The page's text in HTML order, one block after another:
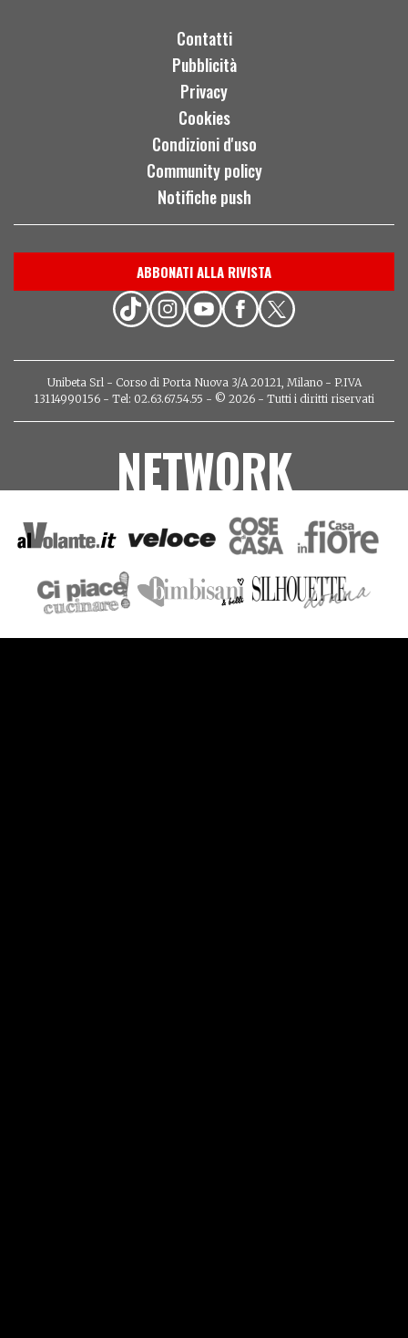
Contatti
Pubblicità
Privacy
Cookies
Condizioni d'uso
Community policy
Notifiche push
ABBONATI ALLA RIVISTA
Unibeta Srl - Corso di Porta Nuova 3/A 20121, Milano - P.IVA
13114990156 - Tel: 02.63.67.54.55 - © 2026 - Tutti i diritti riservati
NETWORK